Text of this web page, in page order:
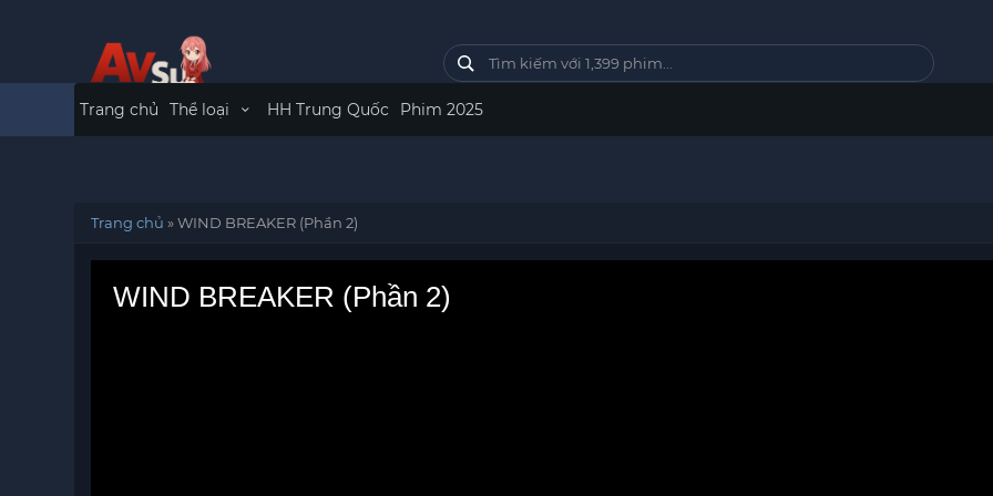
Trang chủ Thể loại HH Trung Quốc Phim 2025
Trang chủ »WIND BREAKER (Phần 2)
WIND BREAKER (Phần 2)